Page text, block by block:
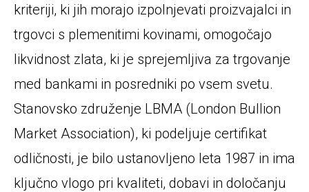
kriteriji, ki jih morajo izpolnjevati proizvajalci in
trgovci s plemenitimi kovinami, omogočajo
likvidnost zlata, ki je sprejemljiva za trgovanje
med bankami in posredniki po vsem svetu.
Stanovsko združenje LBMA (London Bullion
Market Association), ki podeljuje certifikat
odličnosti, je bilo ustanovljeno leta 1987 in ima
ključno vlogo pri kvaliteti, dobavi in določanju